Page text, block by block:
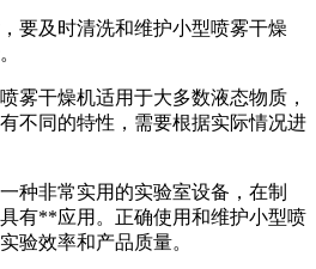
要及时清洗和维护小型喷雾干燥
雾干燥机适用于大多数液态物质，
不同的特性，需要根据实际情况进
种非常实用的实验室设备，在制
有**应用。正确使用和维护小型喷
验效率和产品质量。